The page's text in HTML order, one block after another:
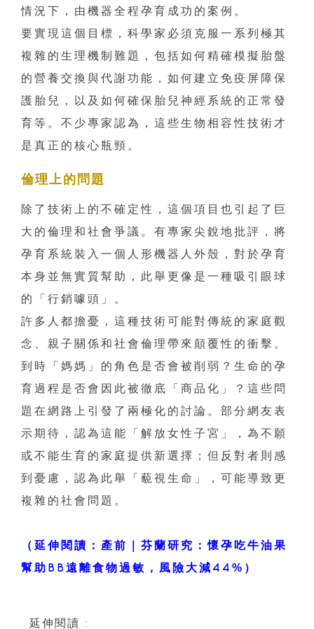
情況下，由機器全程孕育成功的案例。
要實現這個目標，科學家必須克服一系列極其
複雜的生理機制難題，包括如何精確模擬胎盤
的營養交換與代謝功能，如何建立免疫屏障保
護胎兒，以及如何確保胎兒神經系統的正常發
育等。不少專家認為，這些生物相容性技術才
是真正的核心瓶頸。
倫理上的問題
除了技術上的不確定性，這個項目也引起了巨
大的倫理和社會爭議。有專家尖銳地批評，將
孕育系統裝入一個人形機器人外殼，對於孕育
本身並無實質幫助，此舉更像是一種吸引眼球
的「行銷噱頭」。
許多人都擔憂，這種技術可能對傳統的家庭觀
念、親子關係和社會倫理帶來顛覆性的衝擊。
到時「媽媽」的角色是否會被削弱？生命的孕
育過程是否會因此被徹底「商品化」？這些問
題在網路上引發了兩極化的討論。部分網友表
示期待，認為這能「解放女性子宮」，為不願
或不能生育的家庭提供新選擇；但反對者則感
到憂慮，認為此舉「藐視生命」，可能導致更
複雜的社會問題。
（延伸閱讀：產前｜芬蘭研究：懷孕吃牛油果
幫助BB遠離食物過敏，風險大減44%）
延伸閱讀 :